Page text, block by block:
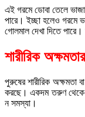
এই গরমে ডোবা তেলে
পারে। ইচ্ছা হলেও গরমে
গোলমাল দেখা দিতে
শারীরিক
পুরুষের শারীরিক অক্ষমতা
করছে। একদম তরুণ থেকে
ন সমস্যা।